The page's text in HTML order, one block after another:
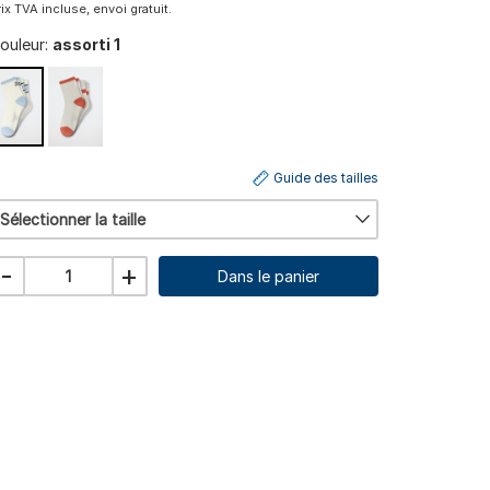
TVA incluse, envoi gratuit.
assorti 1
Sélectionner la taille
Guide des tailles
- + Dans le panier